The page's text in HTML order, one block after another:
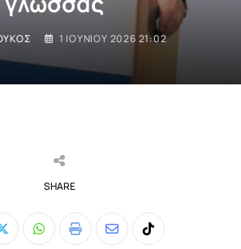
1 ΙΟΥΝΊΟΥ 2026 21:02
SHARE
Whatsapp
Print
ShareTiktok